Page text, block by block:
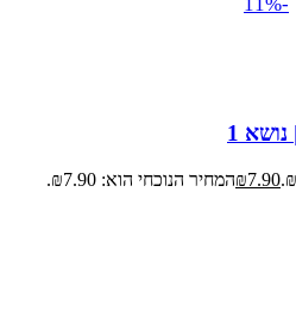
₪7.90 המחיר הנוכחי הוא: ₪7.90.